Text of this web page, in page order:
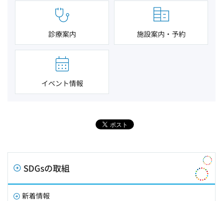
診療案内 施設案内・予約
イベント情報
SDGsの取組
新着情報